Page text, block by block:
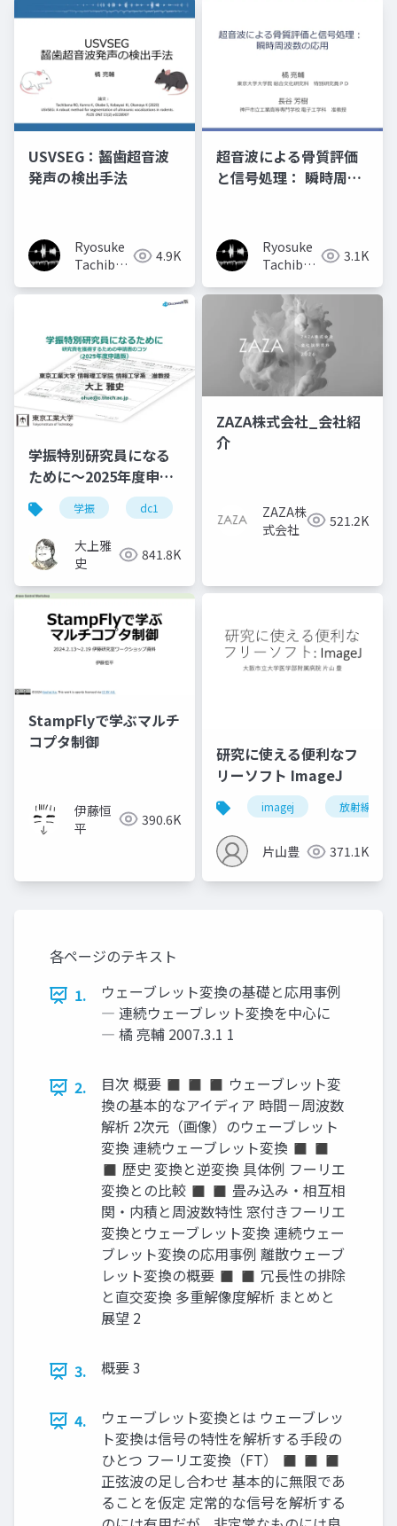
USVSEG：齧歯超音波
発声の検出手法
Ryosuke
Tachibana
4.9K
超音波による⾻質評価
と信号処理： 瞬時周波
Ryosuke
Tachibana
3.1K
学振特別研究員になる
ために～2025年度申請
版
学振 dc1 jsps
大上雅
史
841.8K
ZAZA株式会社_会社紹
介
ZAZA株
式会社
521.2K
StampFlyで学ぶマルチ
コプタ制御
伊藤恒
平
390.6K
研究に使える便利なフ
リーソフト ImageJ
imagej 放射線技師
片山豊 371.1K
各ページのテキスト
1.
ウェーブレット変換の基礎と応用事例
― 連続ウェーブレット変換を中心に
― 橘 亮輔 2007.3.1 1
2.
目次 概要 ◼ ◼ ◼ ウェーブレット変
換の基本的なアイディア 時間－周波数
解析 2次元（画像）のウェーブレット
変換 連続ウェーブレット変換 ◼ ◼
◼ 歴史 変換と逆変換 具体例 フーリエ
変換との比較 ◼ ◼ 畳み込み・相互相
関・内積と周波数特性 窓付きフーリエ
変換とウェーブレット変換 連続ウェー
ブレット変換の応用事例 離散ウェーブ
レット変換の概要 ◼ ◼ 冗長性の排除
と直交変換 多重解像度解析 まとめと
展望 2
3. 概要 3
4.
ウェーブレット変換とは ウェーブレッ
ト変換は信号の特性を解析する手段の
ひとつ フーリエ変換（FT） ◼ ◼ ◼
正弦波の足し合わせ 基本的に無限であ
ることを仮定 定常的な信号を解析する